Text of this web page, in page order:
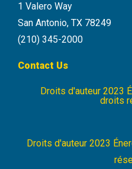
1 Valero Way
San Antonio, TX 78249
(210) 345-2000
Contact Us
Droits d'auteur 2023
droits
Droits d'auteur 2023